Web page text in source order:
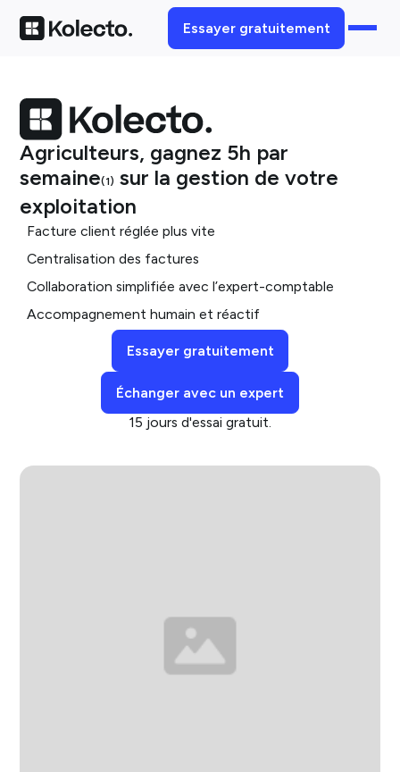
Essayer gratuitement
Agriculteurs, gagnez 5h par
semaine(1) sur la gestion de votre
exploitation
Facture client réglée plus vite
Centralisation des factures
Collaboration simplifiée avec l’expert-comptable
Accompagnement humain et réactif
Essayer gratuitement
Échanger avec un expert
15 jours d'essai gratuit.